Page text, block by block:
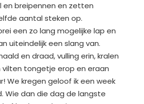
en breipennen en zetten
aantal steken op.
een zo lang mogelijke lap en
uiteindelijk een slang van.
en draad, vulling erin, kralen
vilten tongetje erop en eraan
We kregen geloof ik een week
Wie dan die dag de langste